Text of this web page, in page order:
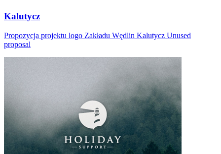
Kalutycz
Propozycja projektu logo Zakładu Wędlin Kalutycz Unused
proposal